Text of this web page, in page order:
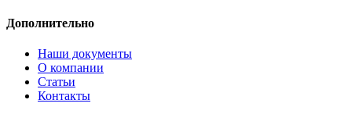
Дополнительно
Наши документы
О компании
Статьи
Контакты